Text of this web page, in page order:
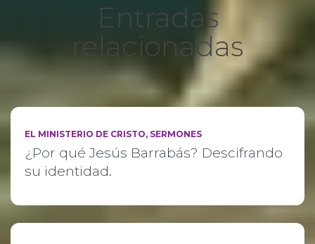
Entradas
relacionadas
EL MINISTERIO DE CRISTO SERMONES
¿Por qué Jesús Barrabás? Descifrando
su identidad.